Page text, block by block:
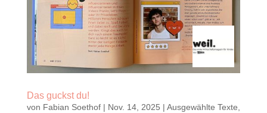
Das guckst du!
von Fabian Soethof| Nov. 14, 2025 | Ausgewählte Texte,